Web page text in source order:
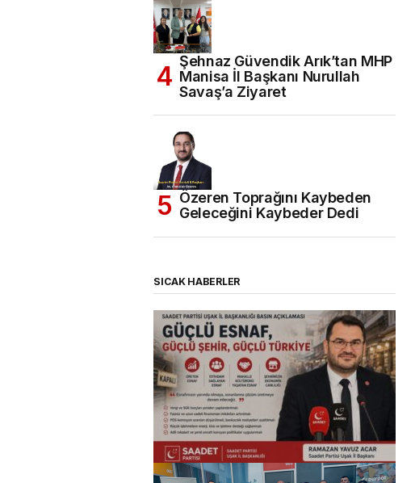
Şehnaz Güvendik Arık’tan MHP
Manisa İl Başkanı Nurullah
Savaş’a Ziyaret
Özeren Toprağını Kaybeden
Geleceğini Kaybeder Dedi
SICAK HABERLER
(başlıksız)
Alaattin Karahan tarafından 14/07/2026